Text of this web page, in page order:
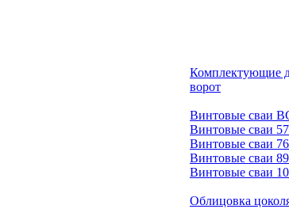
Комплектующие
ворот
Винтовые сваи
Винтовые сваи
Винтовые сваи
Винтовые сваи
Винтовые сваи
Облицовка